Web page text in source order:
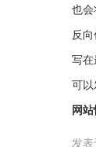
也
反
写
可
网
发表